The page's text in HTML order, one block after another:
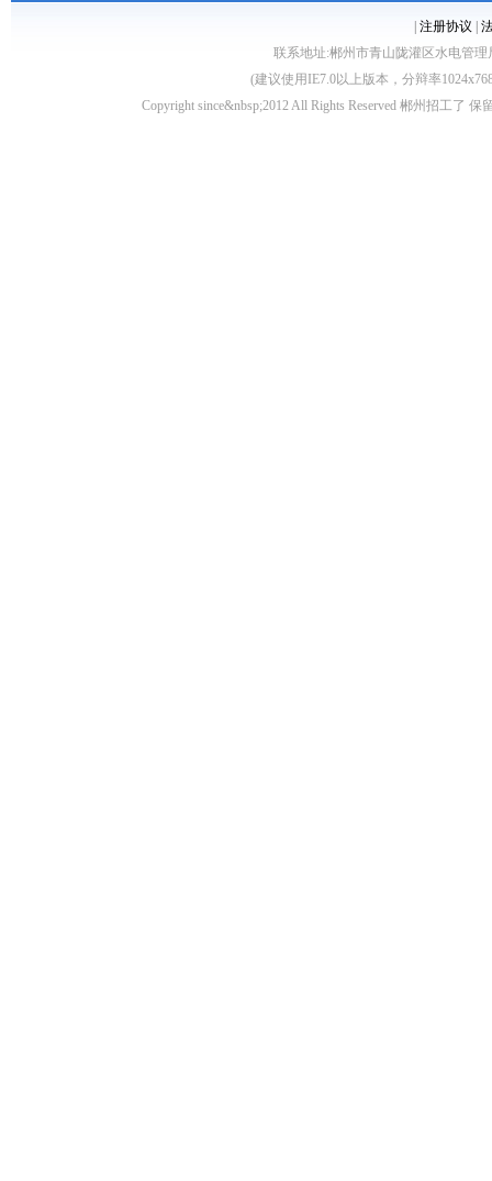
注册协议
联系地址:郴州市青山陇灌区水电管理
(建议使用IE7.0以上版本，分辩率
Copyright since&nbsp;2012 All Rights Reserved 郴州招工了